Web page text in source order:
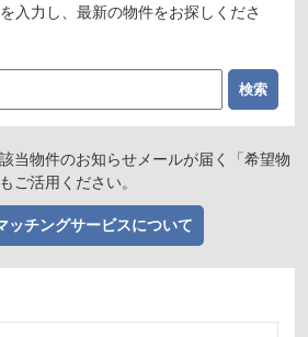
入力し、最新の物件をお探しくださ
当物件のお知らせメールが届く「希望物
ご活用ください。
ッチングサービスについて